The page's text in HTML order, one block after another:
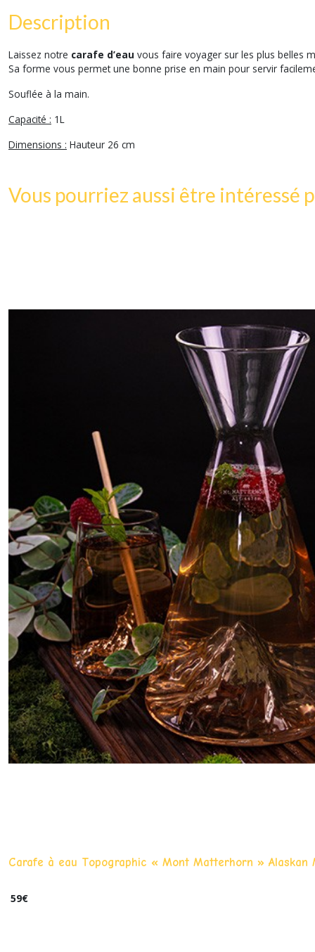
Description
Laissez notre carafe d’eau vous faire voyager sur les plus belles
Sa forme vous permet une bonne prise en main pour servir
Souflée à la main.
Capacité : 1L
Dimensions : Hauteur 26 cm
Vous pourriez aussi être intéressé
Carafe à eau Topographic « Mont Matterhorn » Alaskan
59€